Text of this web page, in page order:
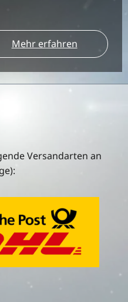
Mehr erfahren
Versandarten an